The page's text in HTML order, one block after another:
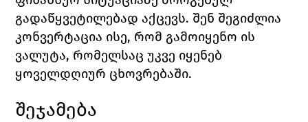
გადაწყვეტილებად აქცევს. შენ შეგიძლია
კონვერტაცია ისე, რომ გამოიყენო ის
ვალუტა, რომელსაც უკვე იყენებ
ყოველდღიურ ცხოვრებაში.
შეჯამება